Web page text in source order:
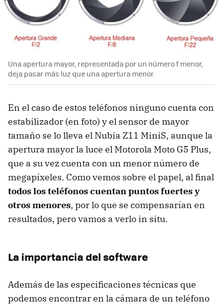
Una apertura mayor, representada por un número f menor,
deja pasar más luz que una apertura menor.
En el caso de estos teléfonos ninguno cuenta con
estabilizador (en foto) y el sensor de mayor
tamaño se lo lleva el Nubia Z11 MiniS, aunque la
apertura mayor la luce el Motorola Moto G5 Plus,
que a su vez cuenta con un menor número de
megapíxeles. Como vemos sobre el papel, al final
todos los teléfonos cuentan puntos fuertes y
otros menores, por lo que se compensarían en
resultados, pero vamos a verlo in situ.
La importancia del software
Además de las especificaciones técnicas que
podemos encontrar en la cámara de un teléfono